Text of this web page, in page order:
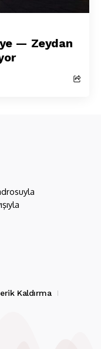
— Zeydan
Kaldırma